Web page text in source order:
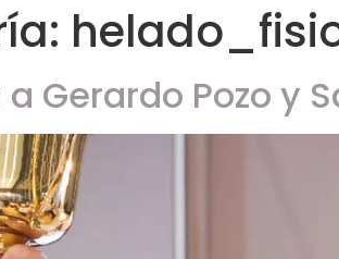
Gerardo Pozo y